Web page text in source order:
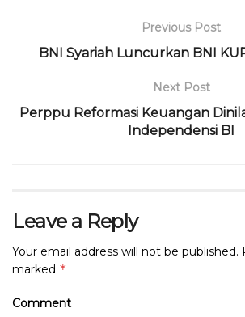
Previous Post
BNI Syariah Luncurkan BNI
Next Post
Perppu Reformasi Keuangan
Independensi BI
Leave a Reply
Your email address will not be published.
marked *
Comment